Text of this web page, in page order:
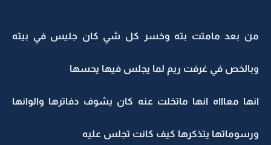
من بعد مامتت بته وخسر كل شي كان جليس في بيته
وبالخص في غرفت ريم لما يجلس فيها يحسها
انها معاااه انها ماتخلت عنه كان يشوف دفاترها والوانها
ورسوماتها يتذكرها كيف كانت تجلس عليه